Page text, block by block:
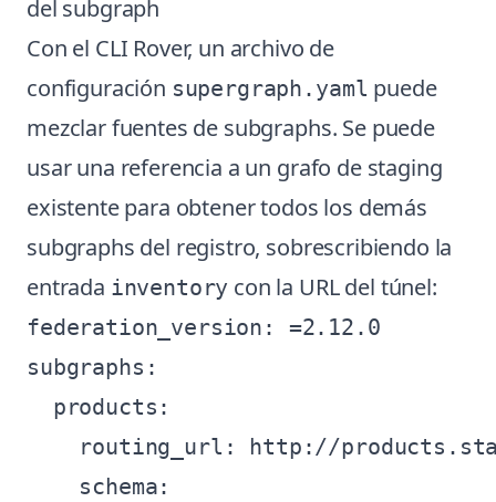
del subgraph
Con el CLI Rover, un archivo de
configuración supergraph.yaml puede
mezclar fuentes de subgraphs. Se puede
usar una referencia a un grafo de staging
existente para obtener todos los demás
subgraphs del registro, sobrescribiendo la
entrada inventory con la URL del túnel:
federation_version: =2.12.0
subgraphs:
  products:
routing_url: http://
    schema: